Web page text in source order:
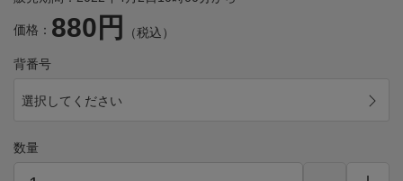
価格： 880円 （税込）
背番号
選択してください
数量